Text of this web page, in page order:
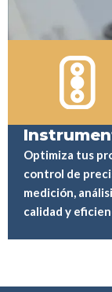
Optimiza tus
control de
medición,
calidad y